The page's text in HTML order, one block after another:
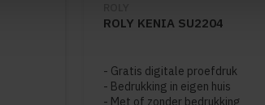
ROLY KENIA SU2204
Gratis digitale proefdruk
Bedrukking in eigen huis
Met of zonder bedrukking